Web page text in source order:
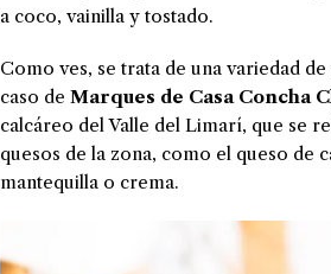
a coco, vainilla y tostado.
Como ves, se trata de una variedad
caso de Marques de Casa Concha
calcáreo del Valle del Limarí, que se
quesos de la zona, como el queso de
mantequilla o crema.